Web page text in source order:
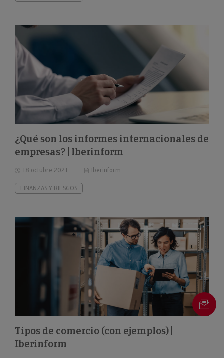
¿Qué son los informes internacionales de
empresas? | Iberinform
18 octubre 2021 Iberinform
FINANZAS Y RIESGOS
Tipos de comercio (con ejemplos) |
Iberinform